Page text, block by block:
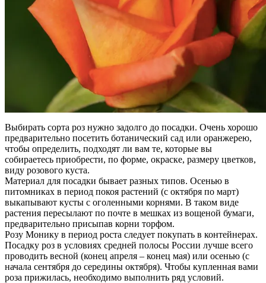
Выбирать сорта роз нужно задолго до посадки. Очень хорошо
предварительно посетить ботанический сад или оранжерею,
чтобы определить, подходят ли вам те, которые вы
собираетесь приобрести, по форме, окраске, размеру цветков,
виду розового куста.
Материал для посадки бывает разных типов. Осенью в
питомниках в период покоя растений (с октября по март)
выкапывают кусты с оголенными корнями. В таком виде
растения пересылают по почте в мешках из вощеной бумаги,
предварительно присыпав корни торфом.
Розу Монику в период роста следует покупать в контейнерах.
Посадку роз в условиях средней полосы России лучше всего
проводить весной (конец апреля – конец мая) или осенью (с
начала сентября до середины октября). Чтобы купленная вами
роза прижилась, необходимо выполнить ряд условий.